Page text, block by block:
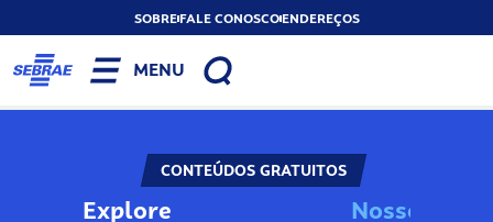
SOBREFALE CONOSCOENDEREÇOS
MENU
CONTEÚDOS GRATUITOS
Explore Nos